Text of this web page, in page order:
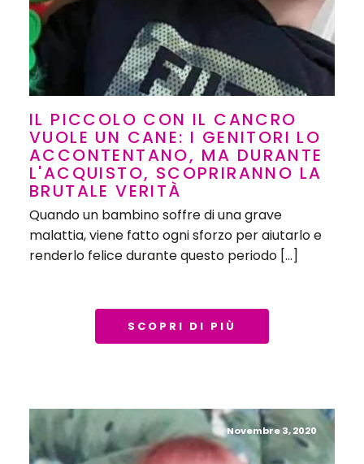
IL PICCOLO CON IL CANCRO
VUOLE UN CANE: I GENITORI LO
ACCONTENTANO, MA DURANTE
L'ACQUISTO, SCOPRIRANNO LA
BRUTALE VERITÀ
Quando un bambino soffre di una grave
malattia, viene fatto ogni sforzo per aiutarlo e
renderlo felice durante questo periodo […]
SCOPRI DI PIÙ
Novembre 3, 2020